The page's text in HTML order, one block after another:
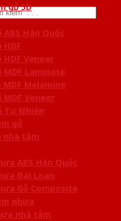
gỗ 5D
ABS Hàn Quốc
HDF
HDF Veneer
MDF Laminate
MDF Melamine
MDF Veneer
Tự Nhiên
gỗ
nhà tắm
ABS Hàn Quốc
Đài Loan
Gỗ Composite
nhựa
nhà tắm